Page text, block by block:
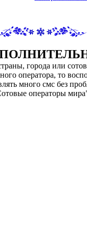
города или
оператора, то
много смс без
операторы